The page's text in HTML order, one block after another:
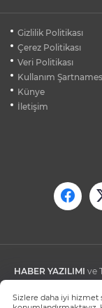
Gizlilik Politikası
Çerez Politikası
Veri Politikası
Kullanım
Künye
İletişim
HABER YAZILIMI ve
Sizlere daha iyi hizmet